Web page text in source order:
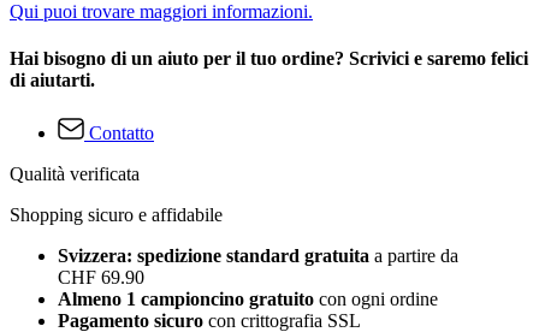
Qui puoi trovare maggiori informazioni.
Hai bisogno di un aiuto per il tuo ordine? Scrivici e saremo felici
di aiutarti.
Contatto
Qualità verificata
Shopping sicuro e affidabile
Svizzera: spedizione standard gratuita a partire da
CHF 69.90
Almeno 1 campioncino gratuito con ogni ordine
Pagamento sicuro con crittografia SSL